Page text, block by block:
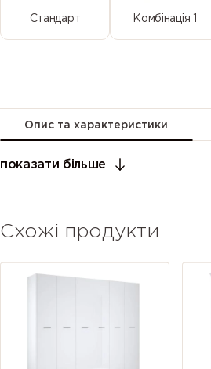
Стандарт Комбінація 1
Опис та характеристики
показати більше
Схожі продукти